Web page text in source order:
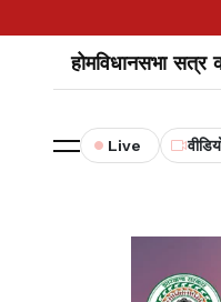
होमविधानसभा सत्र
Live